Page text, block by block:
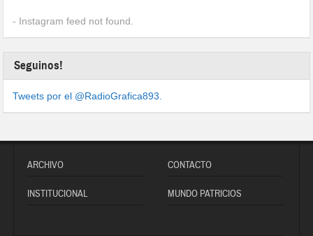
- Instagram feed not found.
Seguinos!
Tweets por el @RadioGrafica893.
ARCHIVO CONTACTO
INSTITUCIONAL MUNDO PATRICIOS